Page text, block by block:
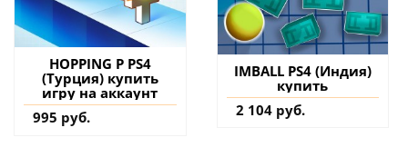
HOPPING P PS4
(Турция) купить
игру на аккаунт
995 руб.
IMBALL PS4 (Индия)
купить
2 104 руб.